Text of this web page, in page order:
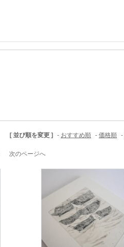
[ 並び順を変更 ] - おすすめ順 - 価格順 -
次のページへ